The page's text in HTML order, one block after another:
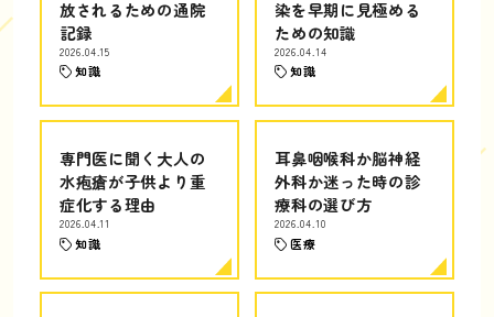
放されるための通院
記録
2026.04.15
知識
染を早期に見極める
ための知識
2026.04.14
知識
専門医に聞く大人の
水疱瘡が子供より重
症化する理由
2026.04.11
知識
耳鼻咽喉科か脳神経
外科か迷った時の診
療科の選び方
2026.04.10
医療